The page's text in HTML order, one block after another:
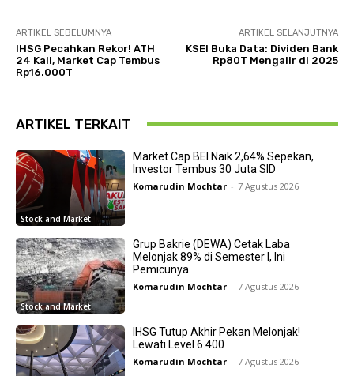
ARTIKEL SEBELUMNYA
IHSG Pecahkan Rekor! ATH
24 Kali, Market Cap Tembus
Rp16.000T
ARTIKEL SELANJUTNYA
KSEI Buka Data: Dividen Bank
Rp80T Mengalir di 2025
ARTIKEL TERKAIT
Stock and Market
Market Cap BEI Naik 2,64% Sepekan,
Investor Tembus 30 Juta SID
Komarudin Mochtar - 7 Agustus 2026
Stock and Market
Grup Bakrie (DEWA) Cetak Laba
Melonjak 89% di Semester I, Ini
Pemicunya
Komarudin Mochtar - 7 Agustus 2026
IHSG Tutup Akhir Pekan Melonjak!
Lewati Level 6.400
Komarudin Mochtar - 7 Agustus 2026